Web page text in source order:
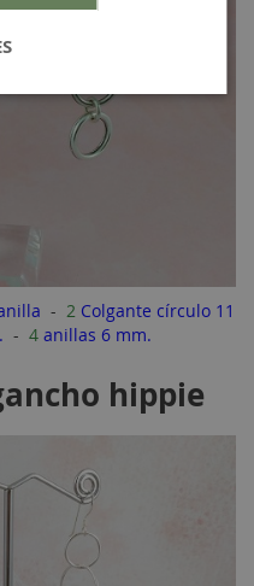
- 2 Colgante círculo 11
- 4 anillas 6 mm.
hippie